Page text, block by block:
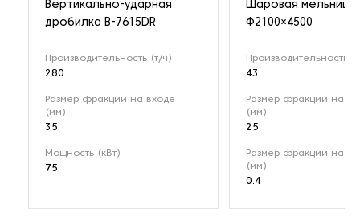
Вертикально-ударная
дробилка B-7615DR
Производительность (т/ч)
280
Размер фракции на входе
(мм)
35
Мощность (кВт)
75
Шаровая мельница
Ф2100×4500
Производительность
43
Размер фракции на
(мм)
25
Размер фракции на
(мм)
0.4